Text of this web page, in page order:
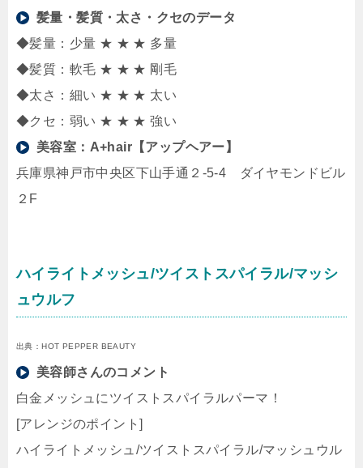
髪量・髪質・太さ・クセのデータ
◆髪量：少量 ★ ★ ★ 多量
◆髪質：軟毛 ★ ★ ★ 剛毛
◆太さ：細い ★ ★ ★ 太い
◆クセ：弱い ★ ★ ★ 強い
美容室： A+hair【アップヘアー】
兵庫県神戸市中央区下山手通２-5-4 ダイヤモンドビル
２F
ハイライトメッシュ/ツイストスパイラル/マッシ
ュウルフ
出典：HOT PEPPER BEAUTY
美容師さんのコメント
白金メッシュにツイストスパイラルパーマ！
[アレンジのポイント]
ハイライトメッシュ/ツイストスパイラル/マッシュウル